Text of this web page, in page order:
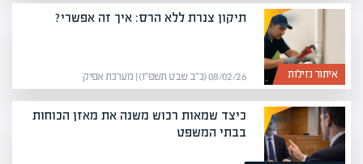
איתור נזילות
תיקון צנרת ללא הרס: איך זה אפשרי?
08/02/26 (כ״ב שבט תשפ״ו) | מערכת אפיק
כיצד שמאות רכוש משנה את מאזן הכוחות
בבתי המשפט